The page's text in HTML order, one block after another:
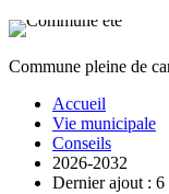
Commune pleine de
Accueil
Vie municipale
Conseils
2026-2032
Dernier ajout : 6